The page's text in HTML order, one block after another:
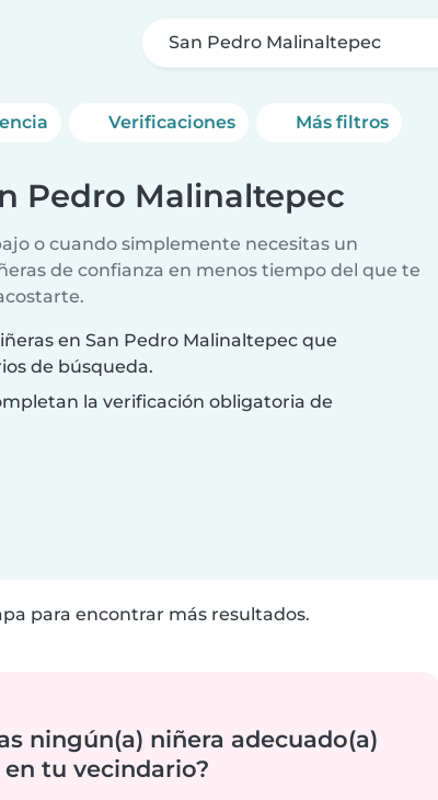
San Pedro Malinaltepec
Verificaciones Más filtros
Pedro Malinaltepec
o cuando simplemente necesitas un
de confianza en menos tiempo del que te
en San Pedro Malinaltepec que
de búsqueda.
la verificación obligatoria de
para encontrar más resultados.
ningún(a) niñera adecuado(a)
en tu vecindario?